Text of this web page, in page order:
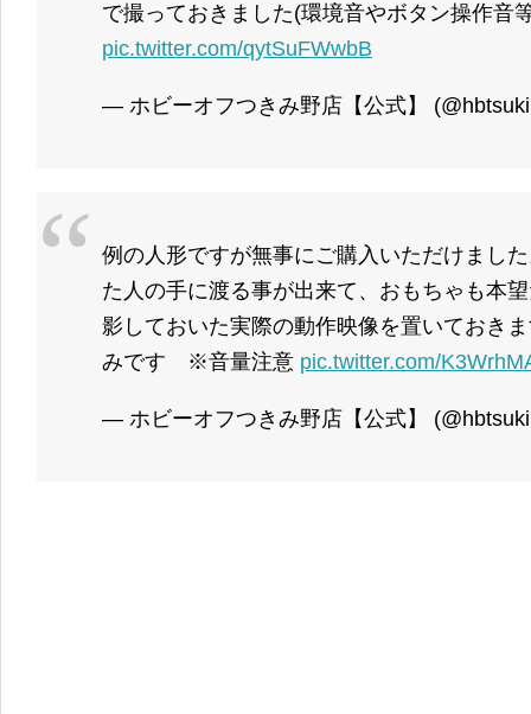
で撮っておきました(環境音やボタン操作音
pic.twitter.com/qytSuFWwbB
— ホビーオフつきみ野店【公式】
例の人形ですが無事にご購入いただけまし
た人の手に渡る事が出来て、おもちゃも本
影しておいた実際の動作映像を置いておき
みです ※音量注意 pic.twitter.com/
— ホビーオフつきみ野店【公式】